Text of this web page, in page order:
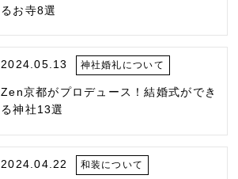
るお寺8選
2024.05.13 神社婚礼について
Zen京都がプロデュース！結婚式ができ
る神社13選
2024.04.22 和装について